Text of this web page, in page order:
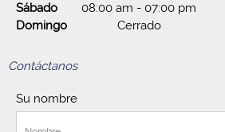
Sábado
08:00 am - 07:00 pm
Domingo
Cerrado
Contáctanos
Su nombre